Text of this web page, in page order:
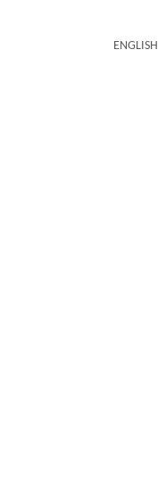
ENGLISH